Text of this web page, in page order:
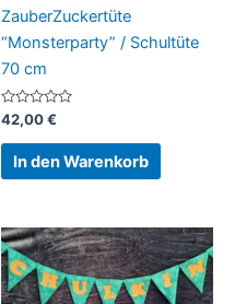
ZauberZuckertüte
“Monsterparty” / Schultüte
70 cm
Bewertet
mit
0
von
42,00€
In den Warenkorb